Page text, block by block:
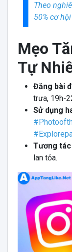
Theo
50% cơ
Mẹo
Tự
Đăng bài
trưa, 19h-
Sử dụng
Tương
lan tỏa.